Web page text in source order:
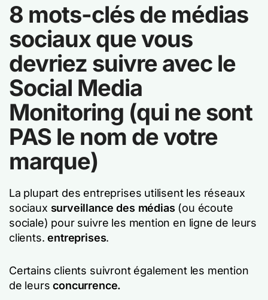
8 mots-clés de médias
sociaux que vous
devriez suivre avec le
Social Media
Monitoring (qui ne sont
PAS le nom de votre
marque)
La plupart des entreprises utilisent les réseaux
sociaux surveillance des médias (ou écoute
sociale) pour suivre les mention en ligne de leurs
clients.entreprises.
Certains clients suivront également les mention
de leursconcurrence.